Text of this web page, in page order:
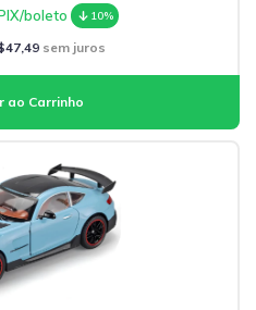
boleto 10%
sem juros